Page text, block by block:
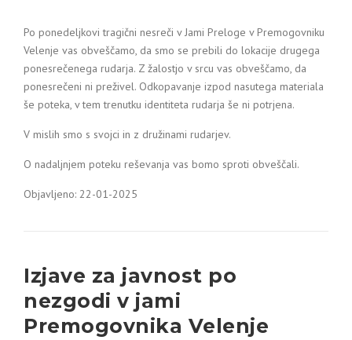
Po ponedeljkovi tragični nesreči v Jami Preloge v Premogovniku
Velenje vas obveščamo, da smo se prebili do lokacije drugega
ponesrečenega rudarja. Z žalostjo v srcu vas obveščamo, da
ponesrečeni ni preživel. Odkopavanje izpod nasutega materiala
še poteka, v tem trenutku identiteta rudarja še ni potrjena.
V mislih smo s svojci in z družinami rudarjev.
O nadaljnjem poteku reševanja vas bomo sproti obveščali.
Objavljeno: 22-01-2025
Izjave za javnost po
nezgodi v jami
Premogovnika Velenje